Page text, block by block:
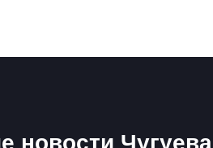
новости Чугуева